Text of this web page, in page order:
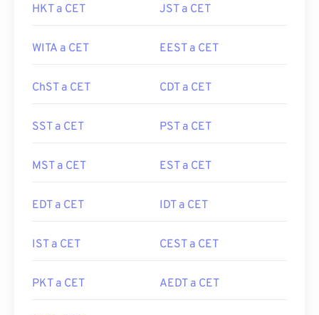
HKT a CET JST a CET
WITA a CET EEST a CET
ChST a CET CDT a CET
SST a CET PST a CET
MST a CET EST a CET
EDT a CET IDT a CET
IST a CET CEST a CET
PKT a CET AEDT a CET